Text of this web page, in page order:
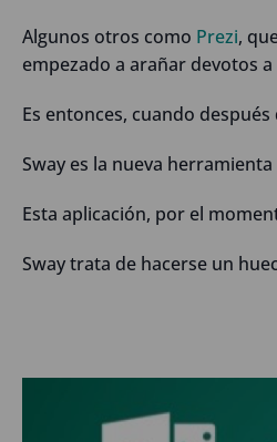
Algunos otros como Prezi,
empezado a arañar devotos
Es entonces, cuando después
Sway es la nueva
Esta aplicación, por el
Sway trata de hacerse un